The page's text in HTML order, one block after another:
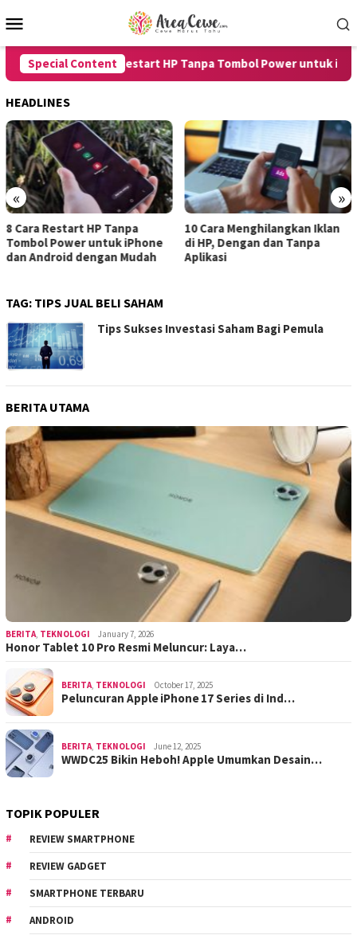
to
Menu
Special Content
8 Cara Restart HP Tanpa Tombol Power untuk
HEADLINES
« »
8 Cara Restart HP Tanpa
Tombol Power untuk iPhone
dan Android dengan Mudah
10 Cara Menghilangkan Iklan
di HP, Dengan dan Tanpa
Aplikasi
TAG: TIPS JUAL BELI SAHAM
Tips Sukses Investasi Saham Bagi Pemula
BERITA UTAMA
BERITA, TEKNOLOGI January 7, 2026
Honor Tablet 10 Pro Resmi Meluncur: Laya…
BERITA, TEKNOLOGI October 17, 2025
Peluncuran Apple iPhone 17 Series di Ind…
BERITA, TEKNOLOGI June 12, 2025
WWDC25 Bikin Heboh! Apple Umumkan Desain…
TOPIK POPULER
REVIEW SMARTPHONE
REVIEW GADGET
SMARTPHONE TERBARU
ANDROID